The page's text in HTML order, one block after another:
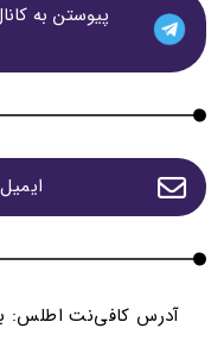
پیوستن به
آدرس کافی‌نت اطلس: